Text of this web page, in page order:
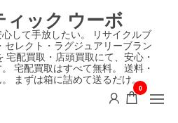
ィック ウーボ
して手放したい。 リサイクルブ
レクト・ラグジュアリーブラン
宅配買取・店頭買取にて、安心・
宅配買取はすべて無料。 送料・
まずは箱に詰めて送るだけ。
0